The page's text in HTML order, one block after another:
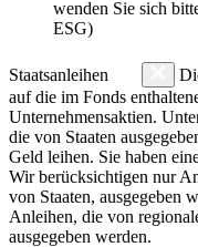
wenden Sie sich
ESG)
Staatsanleihen
auf die im Fonds
Unternehmensaktien.
die von Staaten
Geld leihen. Sie haben
Wir berücksichtigen nur
von Staaten, ausgegeben
Anleihen, die von
ausgegeben werden.